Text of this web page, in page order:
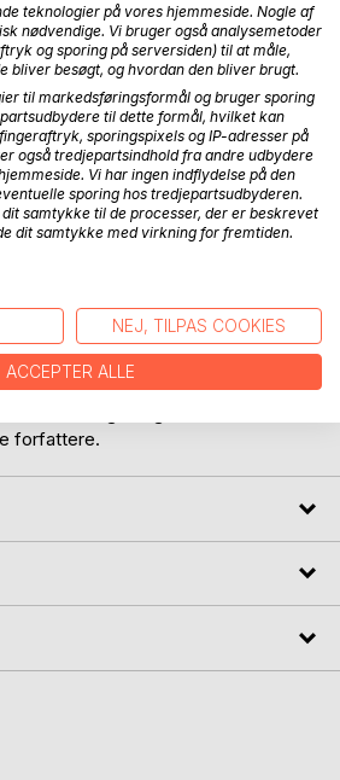
for denne bogs 15 noveller.
af unge mellem 12-16 år og er
udskrevet af
i samarbejde med
BoD. Novellerne er udvalgt
Der er rejser i tid, beretninger fra
med drager, familiesammenhold,
måde. De 15 udvalgte noveller giver
alt fra et smil på læben til en klump i
forfattere.
teknologier på vores hjemmeside. Nogle af
nødvendige. Vi bruger også analysemetoder
og sporing på serversiden) til at måle,
bliver besøgt, og hvordan den bliver brugt.
til markedsføringsformål og bruger sporing
til dette formål, hvilket kan
sporingspixels og IP-adresser på
også tredjepartsindhold fra andre udbydere
Vi har ingen indflydelse på den
sporing hos tredjepartsudbyderen.
samtykke til de processer, der er beskrevet
dit samtykke med virkning for fremtiden.
NEJ, TILPAS COOKIES
ACCEPTER ALLE